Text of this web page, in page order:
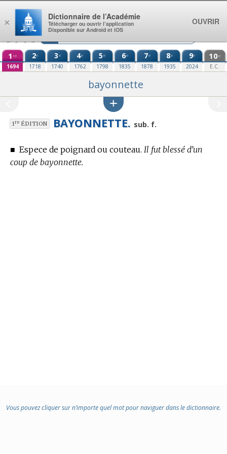
Aller au contenu
1 re
1694
2e
1718
3e
1740
4e
1762
5e
1798
6e
1835
7e
1878
8e
1935
9e
2024
10e
E.C.
bayonnette
1reÉDITION BAYONNETTE. sub. f.
■ Espece de poignard ou couteau. Il fut blessé d’un
coup de bayonnette.
Vous pouvez cliquer sur n’importe quel mot pour naviguer dans le dictionnaire.
×
Dictionnaire de l’Académie
Télécharger ou ouvrir l’application
Disponible sur Android et iOS
OUVRIR